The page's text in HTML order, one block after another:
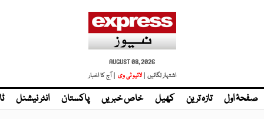
AUGUST 08, 2026
اشتہار لگائیں | لائیو ٹی وی | آج کا اخبار
صفحۂ اول تازہ ترین کھیل خاص خبریں پاکستان انٹر نیشنل